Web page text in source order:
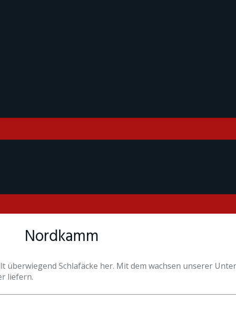
Nordkamm
überwiegend Schlafäcke her. Mit dem wachsen unserer
liefern.